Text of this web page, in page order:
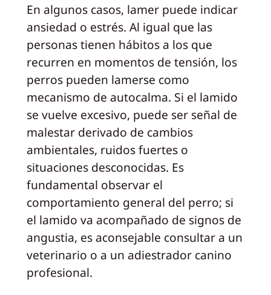
En algunos casos, lamer puede indicar
ansiedad o estrés. Al igual que las
personas tienen hábitos a los que
recurren en momentos de tensión, los
perros pueden lamerse como
mecanismo de autocalma. Si el lamido
se vuelve excesivo, puede ser señal de
malestar derivado de cambios
ambientales, ruidos fuertes o
situaciones desconocidas. Es
fundamental observar el
comportamiento general del perro; si
el lamido va acompañado de signos de
angustia, es aconsejable consultar a un
veterinario o a un adiestrador canino
profesional.